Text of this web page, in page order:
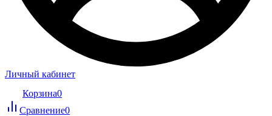
Личный кабинет
Корзина0
Сравнение0